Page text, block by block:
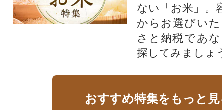
ない「お米」。
からお選びい
さと納税であ
探してみましょ
おすすめ特集をもっと